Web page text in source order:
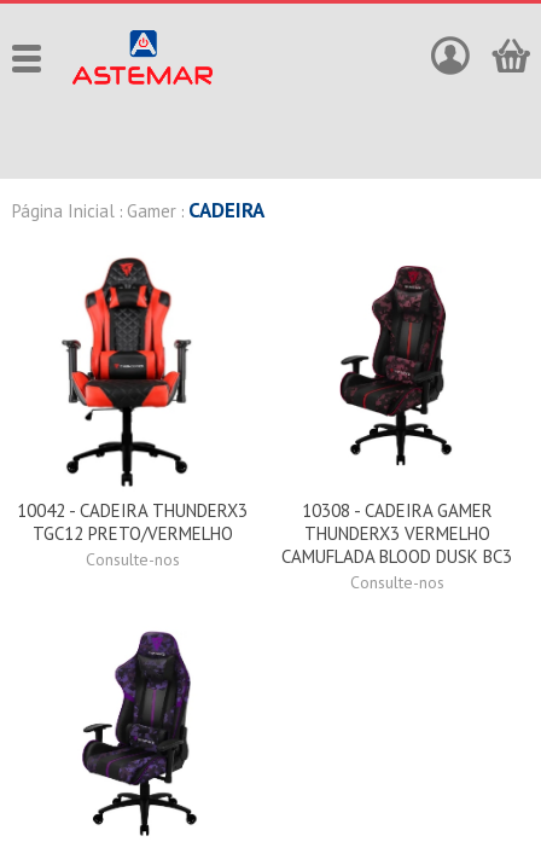
Página Inicial : Gamer : CADEIRA
10042 - CADEIRA THUNDERX3
TGC12 PRETO/VERMELHO
Consulte-nos
10308 - CADEIRA GAMER
THUNDERX3 VERMELHO
CAMUFLADA BLOOD DUSK BC3
Consulte-nos